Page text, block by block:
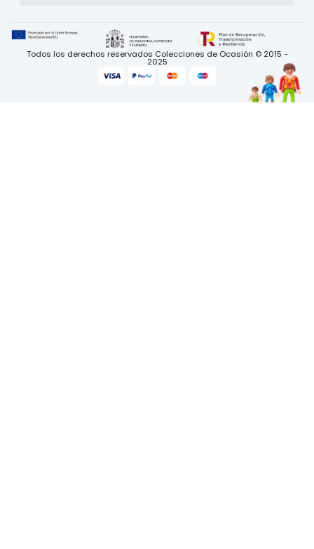
Todos los derechos reservados Colecciones de Ocasión © 2015 -
2025